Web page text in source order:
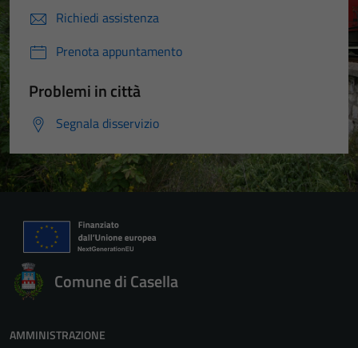
Richiedi assistenza
Prenota appuntamento
Problemi in città
Segnala disservizio
Comune di Casella
AMMINISTRAZIONE